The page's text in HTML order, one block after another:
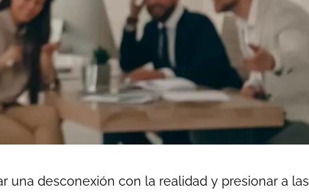
una desconexión con la realidad y presionar a las